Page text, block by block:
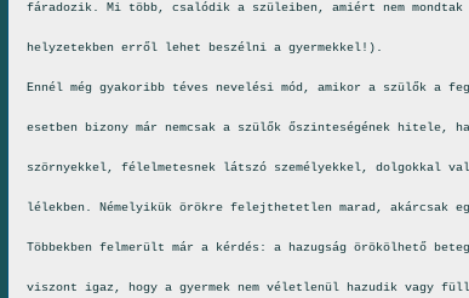
fáradozik. Mi több, csalódik a szüleiben, amiért nem
helyzetekben erről lehet beszélni a gyermekkel!).
Ennél még gyakoribb téves nevelési mód, amikor a szülők a
esetben bizony már nemcsak a szülők őszinteségének hitele,
szörnyekkel, félelmetesnek látszó személyekkel, dolgokkal
lélekben. Némelyikük örökre felejthetetlen marad, akárcsak
Többekben felmerült már a kérdés: a hazugság örökölhető
viszont igaz, hogy a gyermek nem véletlenül hazudik vagy